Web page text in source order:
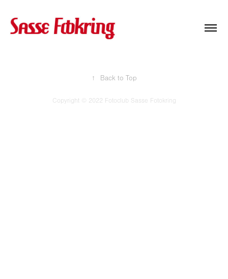
↑ Back to Top
Copyright © 2022 Fotoclub Sasse Fotokring